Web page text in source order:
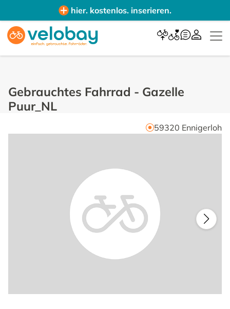
hier. kostenlos. inserieren.
Gebrauchtes Fahrrad - Gazelle
Puur_NL
59320 Ennigerloh